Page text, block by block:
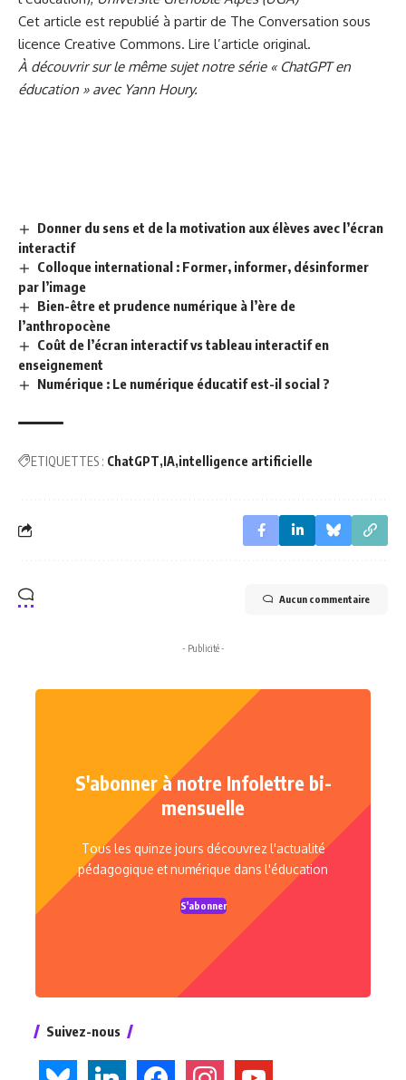
Cet article est republié à partir de The Conversation sous
licence Creative Commons. Lire l’article original.
À découvrir sur le même sujet notre série « ChatGPT en
éducation » avec Yann Houry.
Donner du sens et de la motivation aux élèves avec l’écran
interactif
Colloque international : Former, informer, désinformer
par l’image
Bien-être et prudence numérique à l’ère de
l’anthropocène
Coût de l’écran interactif vs tableau interactif en
enseignement
Numérique : Le numérique éducatif est-il social ?
ETIQUETTES : ChatGPT IA intelligence artificielle
Aucun commentaire
- Publicité -
S'abonner à notre Infolettre bi-
mensuelle
Tous les quinze jours découvrez l'actualité
pédagogique et numérique dans l'éducation
S'abonner
Suivez-nous
bluesky linkedin facebook instagramyoutube